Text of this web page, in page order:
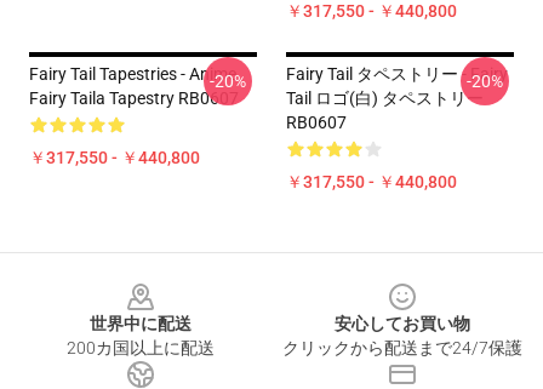
￥317,550 - ￥440,800
Fairy Tail Tapestries - Anime
Fairy Taila Tapestry RB0607
￥317,550 - ￥440,800
-20%
Fairy Tail タペストリー - Fairy
Tail ロゴ(白) タペストリー
RB0607
￥317,550 - ￥440,800
-20%
世界中に配送
200カ国以上に配送
安心してお買い物
クリックから配送まで24/7保護